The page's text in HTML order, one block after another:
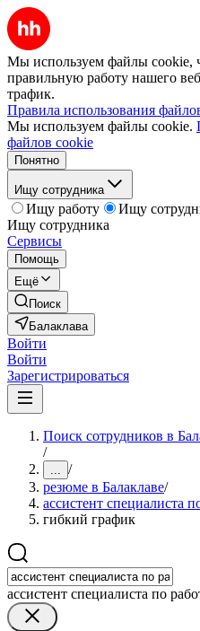
Мы используем файлы cookie,
правильную работу нашего
трафик.
Правила использования
Мы используем файлы cookie.
файлов cookie
Понятно
Ищу сотрудника
Ищу работу
Ищу
Ищу сотрудника
Сервисы
Помощь
Ещё
Поиск
Балаклава
Войти
Войти
Зарегистрироваться
Поиск сотрудников в
/
... /
резюме в Балаклаве/
ассистент специалиста
гибкий график
ассистент специалиста по